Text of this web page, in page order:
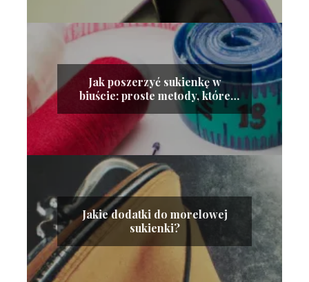
Jak poszerzyć sukienkę w
biuście: proste metody, które
zadziałają
Jakie dodatki do morelowej
sukienki?